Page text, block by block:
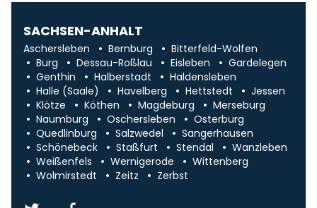
SACHSEN-ANHALT
Aschersleben Bernburg
Bitterfeld-Wolfen
Burg
Dessau-Roßlau Eisleben
Gardelegen
Genthin
Halberstadt
Haldensleben
Halle (Saale)
Havelberg Hettstedt
Jessen
Klötze
Köthen Magdeburg
Merseburg
Naumburg
Oschersleben
Osterburg
Quedlinburg
Salzwedel
Sangerhausen
Schönebeck
Staßfurt Stendal
Wanzleben
Weißenfels
Wernigerode
Wittenberg
Wolmirstedt
Zeitz Zerbst